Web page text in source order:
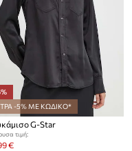
-5% ΜΕ ΚΩΔΙΚΟ*
G-Star
τιμή:
€